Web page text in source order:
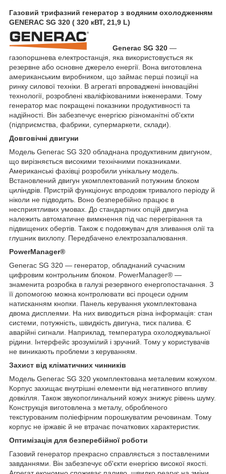
Газовий трифазний генератор з водяним охолодженням
GENERAC SG 320 ( 320 кВТ, 21,9 L)
Generac SG 320 —
газопоршнева електростанція, яка використовується як
резервне або основне джерело енергії. Вона виготовлена
американським виробником, що займає перші позиції на
ринку силової техніки. В агрегаті впроваджені інноваційні
технології, розроблені кваліфікованими інженерами. Тому
генератор має покращені показники продуктивності та
надійності. Він забезпечує енергією різноманітні об'єкти
(підприємства, фабрики, супермаркети, склади).
Довговічні двигуни
Модель Generac SG 320 обладнана продуктивним двигуном,
що вирізняється високими технічними показниками.
Американські фахівці розробили унікальну модель.
Встановлений двигун укомплектований потужним блоком
циліндрів. Пристрій функціонує впродовж тривалого періоду й
ніколи не підводить. Воно безперебійно працює в
несприятливих умовах. До стандартних опцій двигуна
належить автоматичне вимкнення під час перегрівання та
підвищених обертів. Також є подовжувач для зливання олії та
глушник вихлопу. Передбачено електрозапалювання.
PowerManager®
Generac SG 320 — генератор, обладнаний сучасним
цифровим контрольним блоком. PowerManager® —
знаменита розробка в галузі резервного енергопостачання. З
її допомогою можна контролювати всі процеси одним
натисканням кнопки. Панель керування укомплектована
двома дисплеями. На них виводиться різна інформація: стан
системи, потужність, швидкість двигуна, тиск палива. Є
аварійні сигнали. Наприклад, температура охолоджувальної
рідини. Інтерфейс зрозумілий і зручний. Тому у користувачів
не виникають проблеми з керуванням.
Захист від кліматичних чинників
Модель Generac SG 320 укомплектована металевим кожухом.
Корпус захищає внутрішні елементи від негативного впливу
довкілля. Також звукопоглинальний кожух знижує рівень шуму.
Конструкція виготовлена з металу, обробленого
текстурованим поліефірним порошкуватим речовинам. Тому
корпус не іржавіє й не втрачає початкових характеристик.
Оптимізація для безперебійної роботи
Газовий генератор прекрасно справляється з поставленими
завданнями. Він забезпечує об'єкти енергією високої якості.